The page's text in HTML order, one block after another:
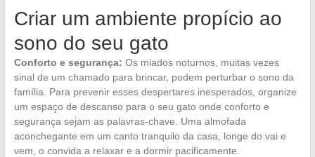
Criar um ambiente propício ao
sono do seu gato
Conforto e segurança: Os miados noturnos, muitas vezes
sinal de um chamado para brincar, podem perturbar o sono da
família. Para prevenir esses despertares inesperados, organize
um espaço de descanso para o seu gato onde conforto e
segurança sejam as palavras-chave. Uma almofada
aconchegante em um canto tranquilo da casa, longe do vai e
vem, o convida a relaxar e a dormir pacificamente.